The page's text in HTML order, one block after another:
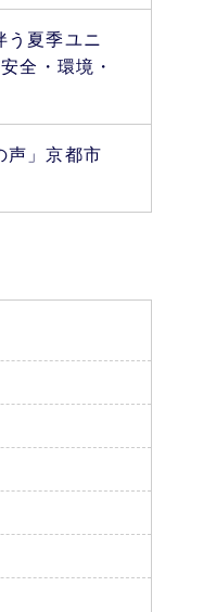
う夏季ユニ
全・環境・
声」京都市